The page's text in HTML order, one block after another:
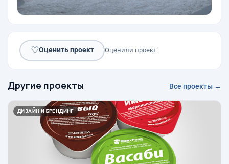
♡Оценить проект Оценили проект:
Другие проекты Все проекты →
ДИЗАЙН И БРЕНДИНГ